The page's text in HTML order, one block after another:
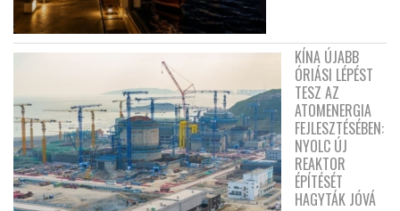
KÍNA ÚJABB
ÓRIÁSI LÉPÉST
TESZ AZ
ATOMENERGIA
FEJLESZTÉSÉBEN:
NYOLC ÚJ
REAKTOR
ÉPÍTÉSÉT
HAGYTÁK JÓVÁ